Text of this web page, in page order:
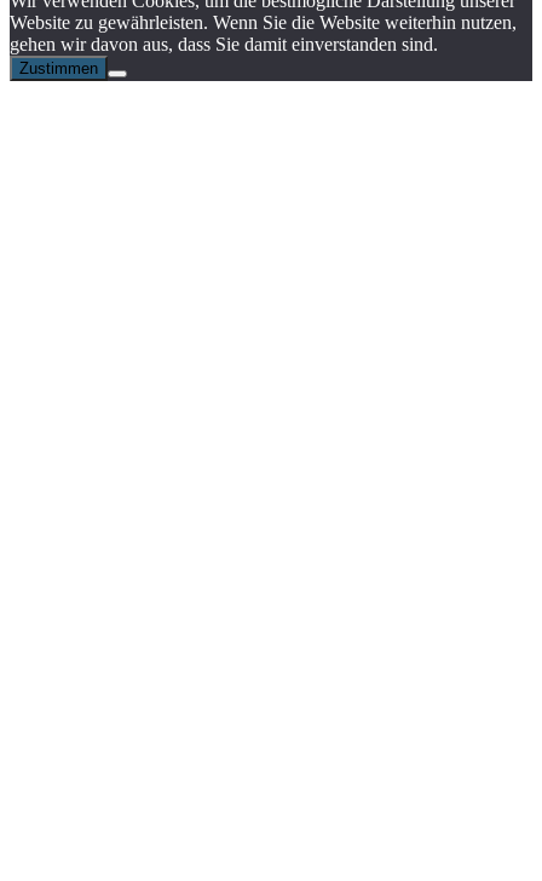
Website zu gewährleisten. Wenn Sie die Website weiterhin nutzen,
gehen wir davon aus, dass Sie damit einverstanden sind.
Zustimmen